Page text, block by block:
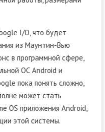
I/O, что будет
из Маунтин-Вью
в программной сфере,
ОС Android и
пока понять сложно,
может стать
OS приложения Android,
этой системы.